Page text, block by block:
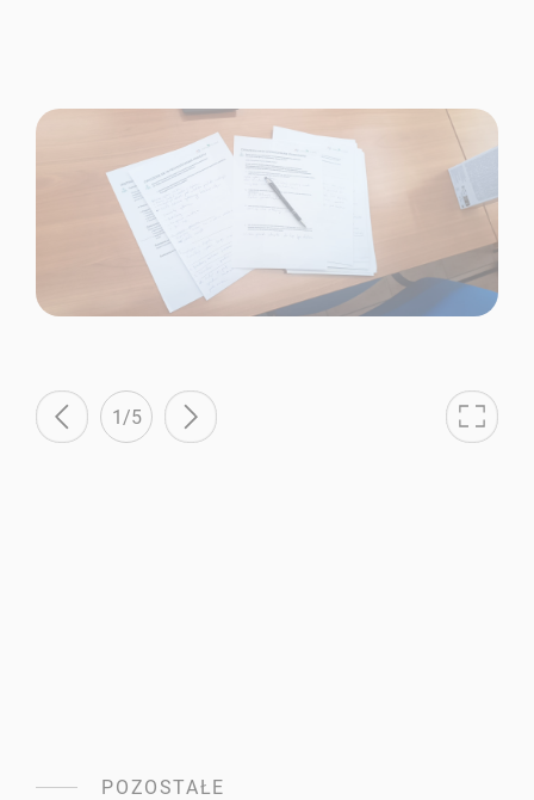
1/5
POZOSTAŁE